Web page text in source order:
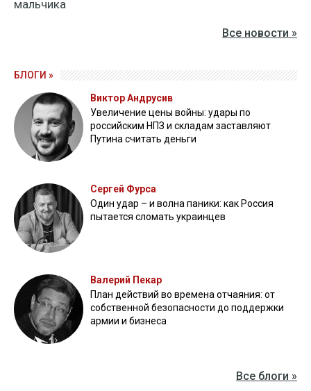
мальчика
Все новости »
БЛОГИ »
Виктор Андрусив
Увеличение цены войны: удары по
российским НПЗ и складам заставляют
Путина считать деньги
Сергей Фурса
Один удар – и волна паники: как Россия
пытается сломать украинцев
Валерий Пекар
План действий во времена отчаяния: от
собственной безопасности до поддержки
армии и бизнеса
Все блоги »